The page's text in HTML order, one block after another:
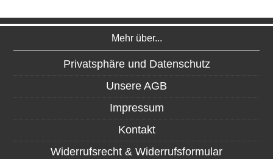
Mehr über...
Privatsphäre und Datenschutz
Unsere AGB
Impressum
Kontakt
Widerrufsrecht & Widerrufsformular